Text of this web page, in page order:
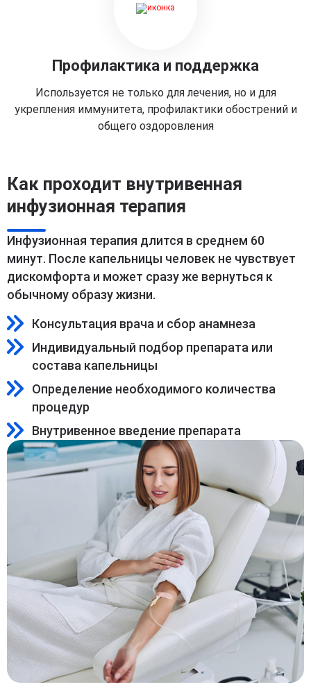
Профилактика и поддержка
Используется не только для лечения, но и для
укрепления иммунитета, профилактики обострений и
общего оздоровления
Как проходит внутривенная
инфузионная терапия
Инфузионная терапия длится в среднем 60
минут. После капельницы человек не чувствует
дискомфорта и может сразу же вернуться к
обычному образу жизни.
Консультация врача и сбор анамнеза
Индивидуальный подбор препарата или
состава капельницы
Определение необходимого количества
процедур
Внутривенное введение препарата